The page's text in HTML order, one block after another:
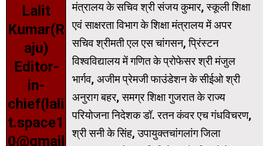
Lalit
Kumar(R
aju)
Editor-
in-
chief(lali
t.space1
0@gmail
मंत्रालय के सचिव श्री संजय कुमार, स्कूली शिक्षा
एवं साक्षरता विभाग के शिक्षा मंत्रालय में अपर
सचिव श्रीमती एल एस चांगसन, प्रिंस्टन
विश्वविद्यालय में गणित के प्रोफेसर श्री मंजुल
भार्गव, अजीम प्रेमजी फाउंडेशन के सीईओ श्री
अनुराग बहर, समग्र शिक्षा गुजरात के राज्य
परियोजना निदेशक डॉ. रतन कंवर एच गंधविचरण,
श्री सनी के सिंह, उपायुक्तचांगलांग जिला